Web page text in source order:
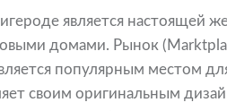
является настоящей
домами. Рынок
популярным местом
своим оригинальным